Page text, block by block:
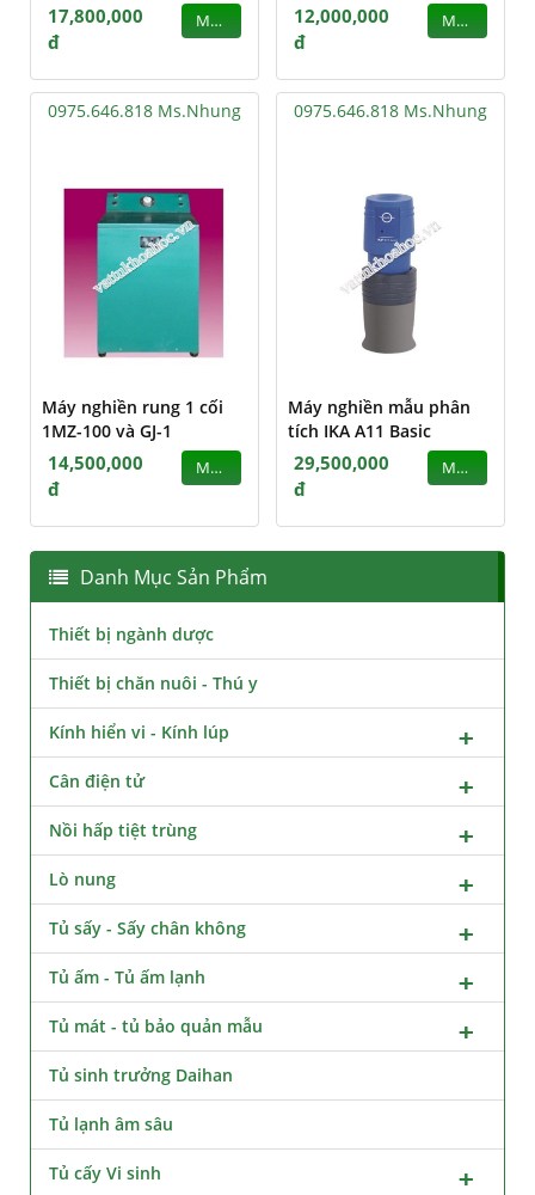
17,800,000
đ
MUA
12,000,000
đ
MUA
0975.646.818 Ms.Nhung
Máy nghiền rung 1 cối
1MZ-100 và GJ-1
14,500,000
đ
MUA
0975.646.818 Ms.Nhung
Máy nghiền mẫu phân
tích IKA A11 Basic
29,500,000
đ
MUA
Danh Mục Sản Phẩm
Thiết bị ngành dược
Thiết bị chăn nuôi - Thú y
Kính hiển vi - Kính lúp
Cân điện tử
Nồi hấp tiệt trùng
Lò nung
Tủ sấy - Sấy chân không
Tủ ấm - Tủ ấm lạnh
Tủ mát - tủ bảo quản mẫu
Tủ sinh trưởng Daihan
Tủ lạnh âm sâu
Tủ cấy Vi sinh